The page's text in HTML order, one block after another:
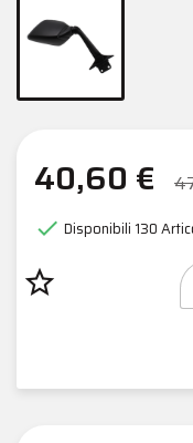
40,60 €
 Disponibili 130
star_border